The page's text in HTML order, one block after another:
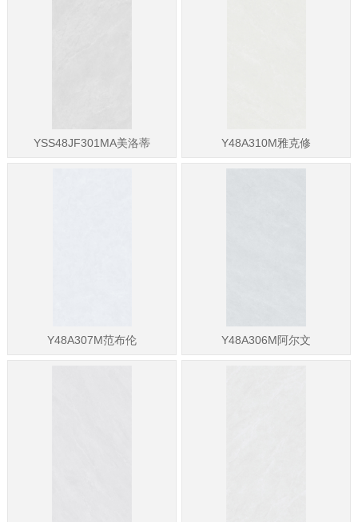
YSS48JF301MA美洛蒂 Y48A310M雅克修
Y48A307M范布伦 Y48A306M阿尔文